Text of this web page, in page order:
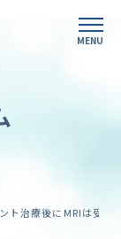
MENU
ト治療後にMRIは受け